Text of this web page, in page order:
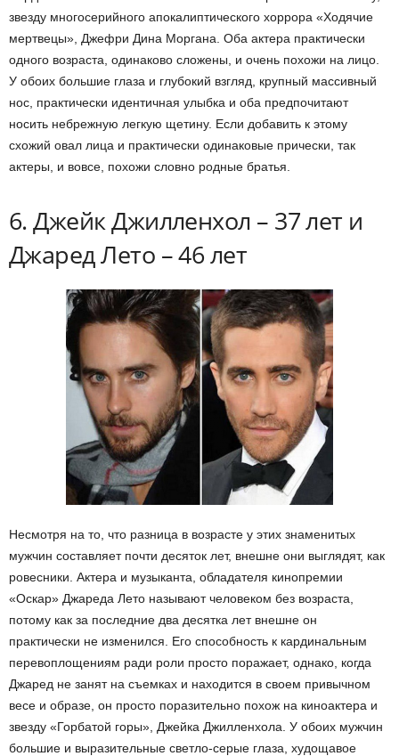
звезду многосерийного апокалиптического хоррора «Ходячие
мертвецы», Джефри Дина Моргана. Оба актера практически
одного возраста, одинаково сложены, и очень похожи на лицо.
У обоих большие глаза и глубокий взгляд, крупный массивный
нос, практически идентичная улыбка и оба предпочитают
носить небрежную легкую щетину. Если добавить к этому
схожий овал лица и практически одинаковые прически, так
актеры, и вовсе, похожи словно родные братья.
6. Джейк Джилленхол – 37 лет и
Джаред Лето – 46 лет
Несмотря на то, что разница в возрасте у этих знаменитых
мужчин составляет почти десяток лет, внешне они выглядят, как
ровесники. Актера и музыканта, обладателя кинопремии
«Оскар» Джареда Лето называют человеком без возраста,
потому как за последние два десятка лет внешне он
практически не изменился. Его способность к кардинальным
перевоплощениям ради роли просто поражает, однако, когда
Джаред не занят на съемках и находится в своем привычном
весе и образе, он просто поразительно похож на киноактера и
звезду «Горбатой горы», Джейка Джилленхола. У обоих мужчин
большие и выразительные светло-серые глаза, худощавое